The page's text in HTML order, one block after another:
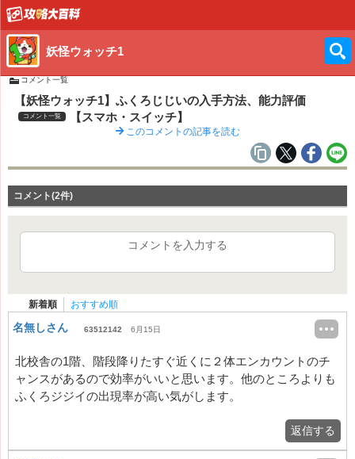
妖怪ウォッチ1
コメント一覧
【妖怪ウォッチ1】ふくろじじいの入手方法、能力評価
コメント一覧 【スマホ・スイッチ】
このコメントの記事を読む
コメント(2件)
コメントを入力する
新着順 おすすめ順
名無しさん 63512142 6月15日
北校舎の1階、階段降りたすぐ近くに２体エンカウントのチ
ャンスがあるので効率がいいと思います。他のところよりも
ふくろジジイの出現率が高い気がします。
返信する